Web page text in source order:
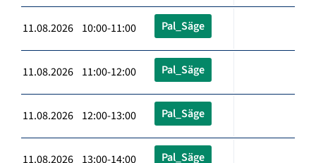
11.08.2026 10:00-11:00 Pal_Säge
11.08.2026 11:00-12:00 Pal_Säge
11.08.2026 12:00-13:00 Pal_Säge
11.08.2026 13:00-14:00 Pal_Säge